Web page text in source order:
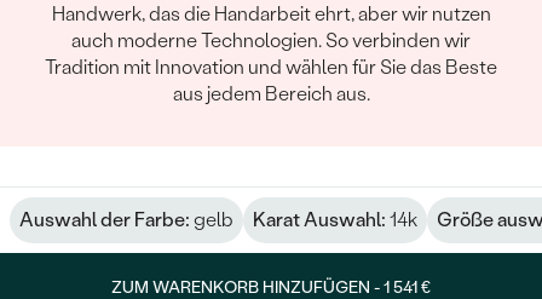
Handwerk, das die Handarbeit ehrt, aber wir nutzen
auch moderne Technologien. So verbinden wir
Tradition mit Innovation und wählen für Sie das Beste
aus jedem Bereich aus.
Auswahl der Farbe: gelb Karat Auswahl: 14k Größe
ZUM WARENKORB HINZUFÜGEN -1 541 €